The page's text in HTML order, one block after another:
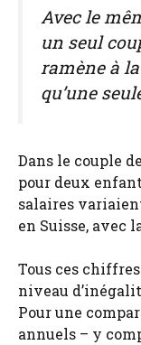
Avec le
un seul
ramène à
qu’une
Dans le couple
pour deux
salaires
en Suisse, avec
Tous ces
niveau
Pour une
annuels – y